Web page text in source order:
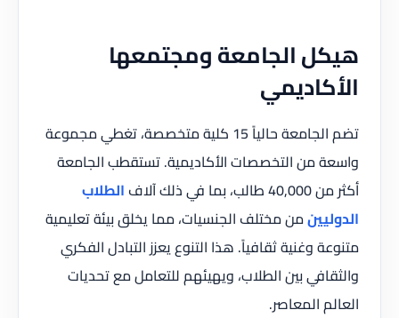
هيكل الجامعة ومجتمعها
الأكاديمي
تضم الجامعة حالياً 15 كلية متخصصة، تغطي مجموعة
واسعة من التخصصات الأكاديمية. تستقطب الجامعة
أكثر من 40,000 طالب، بما في ذلك آلاف
الطلاب
الدوليينمن مختلف الجنسيات، مما يخلق بيئة تعليمية
متنوعة وغنية ثقافياً. هذا التنوع يعزز التبادل الفكري
والثقافي بين الطلاب، ويهيئهم للتعامل مع تحديات
العالم المعاصر.